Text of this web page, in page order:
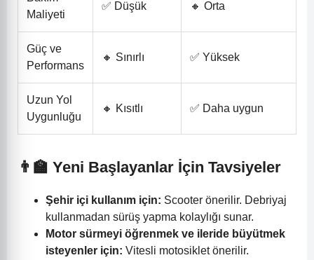
Maliyeti
✅ Düşük 🔸 Orta
Güç ve
Performans
🔸 Sınırlı ✅ Yüksek
Uzun Yol
Uygunluğu
🔸 Kısıtlı ✅ Daha uygun
👨‍🏫 Yeni Başlayanlar İçin Tavsiyeler
Şehir içi kullanım için: Scooter önerilir. Debriyaj
kullanmadan sürüş yapma kolaylığı sunar.
Motor sürmeyi öğrenmek ve ileride büyütmek
isteyenler için: Vitesli motosiklet önerilir.